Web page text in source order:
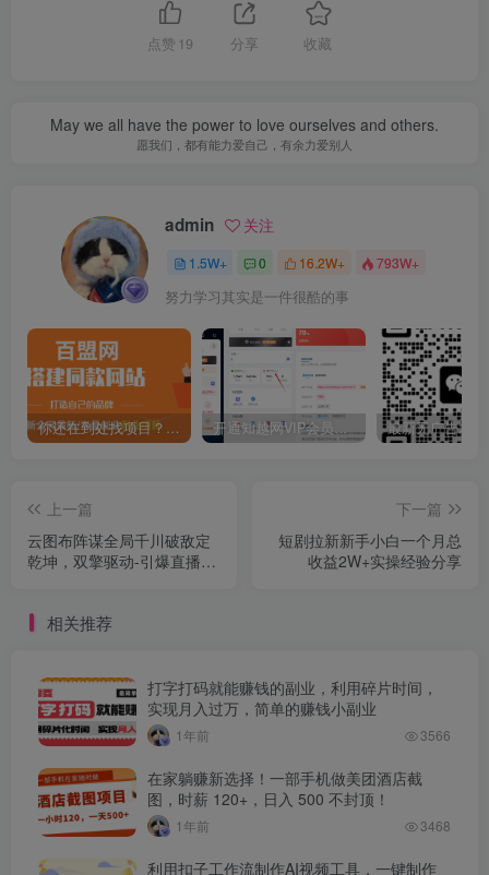
点赞 19 分享 收藏
May we all have the power to love ourselves and others.
愿我们，都有能力爱自己，有余力爱别人
admin 关注
1.5W+ 0 16.2W+ 793W+
努力学习其实是一件很酷的事
你还在到处找项目？还在当韭菜？我靠卖项目一个月收入5万+，曾经我也是个失败者。 开通知越网VIP会员，尊享全站资源免费下载，享70%的推广提成！！【限时五折优惠】
上一篇
云图布阵谋全局千川破敌定
乾坤，双擎驱动-引爆直播间
下一篇
短剧拉新新手小白一个月总
收益2W+实操经验分享
相关推荐
打字打码就能赚钱的副业，利用碎片时间，
实现月入过万，简单的赚钱小副业
1年前 3566
在家躺赚新选择！一部手机做美团酒店截
图，时薪 120+，日入 500 不封顶！
1年前 3468
利用扣子工作流制作AI视频工具，一键制作